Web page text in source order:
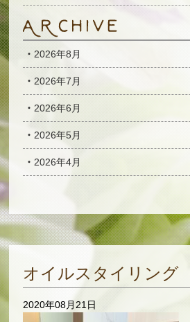
2026年8月
2026年7月
2026年6月
2026年5月
2026年4月
オイルスタイリング
2020年08月21日